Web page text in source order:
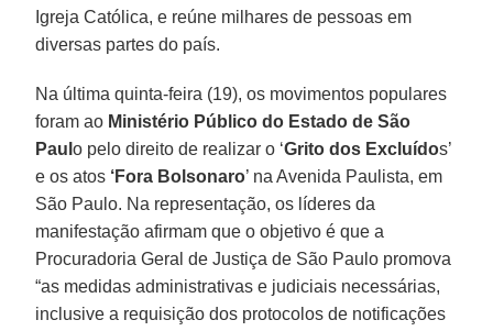
Igreja Católica, e reúne milhares de pessoas em
diversas partes do país.
Na última quinta-feira (19), os movimentos populares
foram ao Ministério Público do Estado de São
Paulo pelo direito de realizar o ‘Grito dos Excluídos’
e os atos ‘Fora Bolsonaro’ na Avenida Paulista, em
São Paulo. Na representação, os líderes da
manifestação afirmam que o objetivo é que a
Procuradoria Geral de Justiça de São Paulo promova
“as medidas administrativas e judiciais necessárias,
inclusive a requisição dos protocolos de notificações